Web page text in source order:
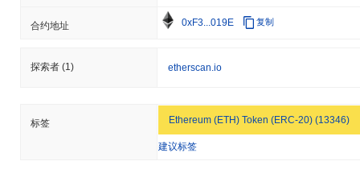
合约地址 0xF3...019E 复制
探索者 (1) etherscan.io
标签 Ethereum (ETH) Token (ERC-20) (13346)
建议标签